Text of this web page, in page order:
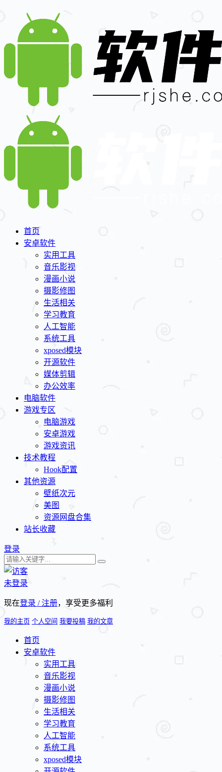
首页
安卓软件
实用工具
音乐影视
漫画小说
摄影修图
生活相关
学习教育
人工智能
系统工具
xposed模块
开源软件
媒体剪辑
办公效率
电脑软件
游戏专区
电脑游戏
安卓游戏
游戏资讯
技术教程
Hook配置
其他资源
壁纸次元
美图
资源网盘合集
站长收藏
登录
未登录
现在登录 / 注册，享受更多福利
我的主页 个人空间 我要投稿 我的文章
首页
安卓软件
实用工具
音乐影视
漫画小说
摄影修图
生活相关
学习教育
人工智能
系统工具
xposed模块